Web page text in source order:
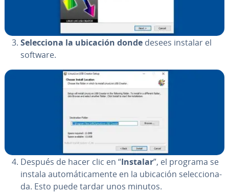
Se­le­c­cio­na la ubicación donde desees instalar el
software.
Después de hacer clic en “Instalar”, el programa se
instala au­to­má­ti­ca­me­n­te en la ubicación se­le­c­cio­na­
da. Esto puede tardar unos minutos.